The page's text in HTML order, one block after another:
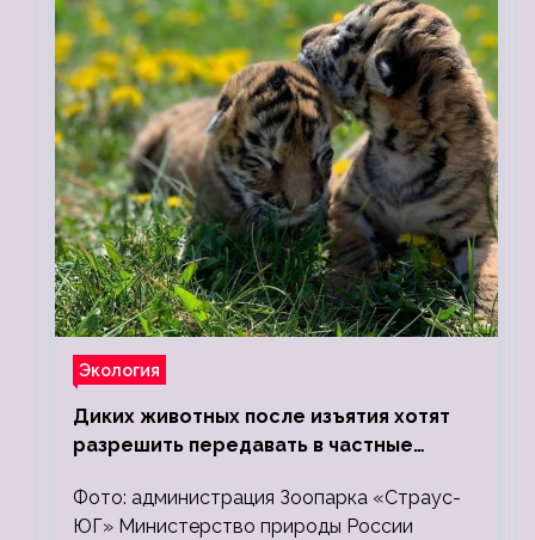
Экология
Диких животных после изъятия хотят
разрешить передавать в частные
Фото: администрация Зоопарка «Страус-
ЮГ» Министерство природы России